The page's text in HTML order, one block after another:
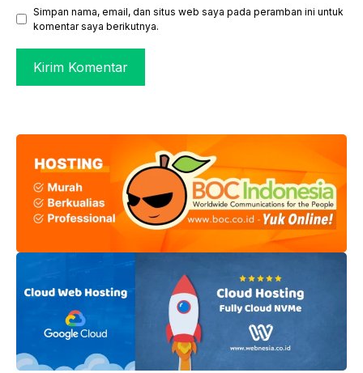
Simpan nama, email, dan situs web saya pada peramban ini untuk
komentar saya berikutnya.